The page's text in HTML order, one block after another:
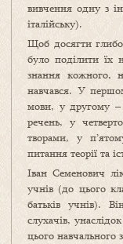
вивчення одну з
італійську).
Щоб досягти
було поділити їх
знання кожного,
навчався. У
мови, у другому –
речень, у
творами, у
питання теорії та
Іван Семенович
учнів (до цього
батьків учнів).
слухачів,
цього навчального